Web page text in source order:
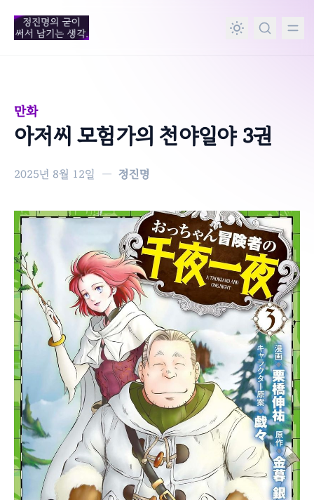
content
만화
아저씨 모험가의 천야일야 3권
2025년 8월 12일 — 정진명